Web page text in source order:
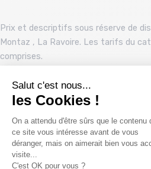
Prix et descriptifs sous réserve de
Montaz , La Ravoire. Les tarifs du
comprises.
Vous pourriez